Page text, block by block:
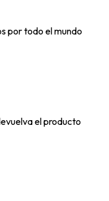
por todo el mundo
el producto